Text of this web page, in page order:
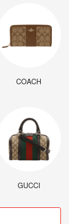
COACH
GUCCI